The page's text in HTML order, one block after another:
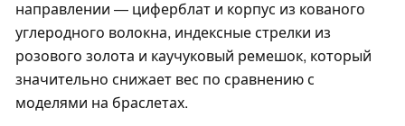
направлении — циферблат и корпус из кованого
углеродного волокна, индексные стрелки из
розового золота и каучуковый ремешок, который
значительно снижает вес по сравнению с
моделями на браслетах.